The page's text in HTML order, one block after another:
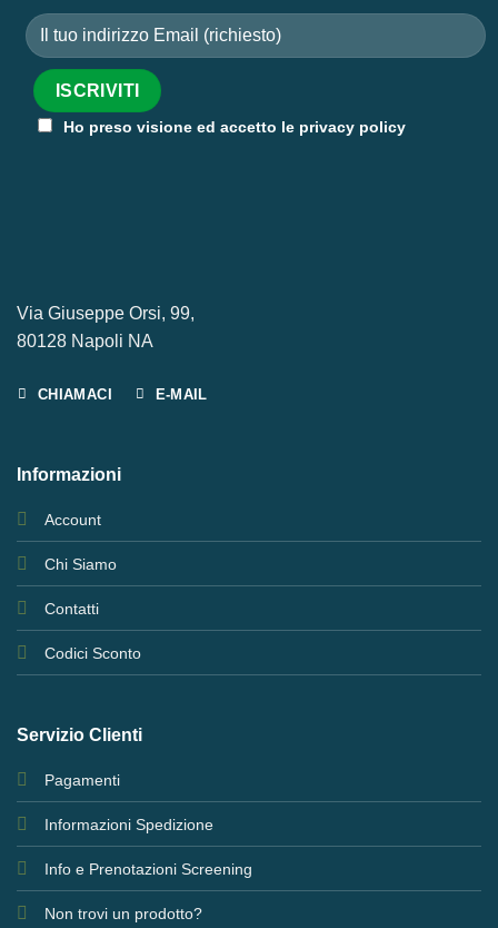
Ho preso visione ed accetto le privacy policy
Via Giuseppe Orsi, 99,
80128 Napoli NA
CHIAMACI E-MAIL
Informazioni
Account
Chi Siamo
Contatti
Codici Sconto
Servizio Clienti
Pagamenti
Informazioni Spedizione
Info e Prenotazioni Screening
Non trovi un prodotto?